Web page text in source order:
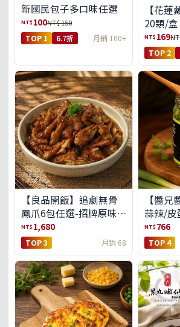
新國民包子多口味任選
NT$ 100NT$ 150
TOP 1 6.7折 月銷 100+
【花
20顆/盒
NT$ 169
TOP 2
【良品開飯】追劇無骨
鳳爪6包任選-招牌原味/
濃濃蒜香/過癮麻辣(免運
組)
NT$ 1,680
TOP 3 月銷 68
【醬
蒜辣/皮
(免運組)
NT$ 766
TOP 4